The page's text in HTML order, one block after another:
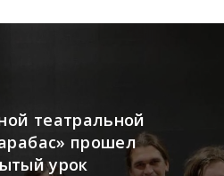
театральной
прошел
урок